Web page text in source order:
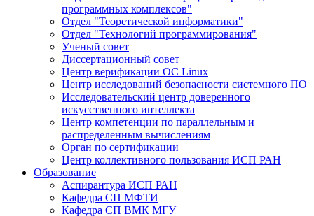
программных комплексов"
Отдел "Теоретической информатики"
Отдел "Технологий программирования"
Ученый совет
Диссертационный совет
Центр верификации ОС Linux
Центр исследований безопасности системного ПО
Исследовательский центр доверенного
искусственного интеллекта
Центр компетенции по параллельным и
распределенным вычислениям
Орган по сертификации
Центр коллективного пользования ИСП РАН
Образование
Аспирантура ИСП РАН
Кафедра СП МФТИ
Кафедра СП ВМК МГУ